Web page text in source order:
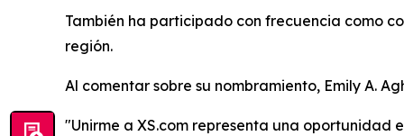
También ha participado con frecuencia como
región.
Al comentar sobre su nombramiento, Emily A.
"Unirme a XS.com representa una